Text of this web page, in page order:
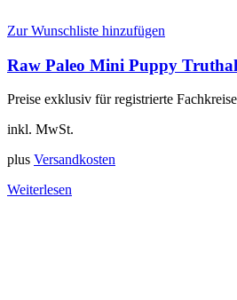
Zur Wunschliste hinzufügen
Raw Paleo Mini Puppy
Preise exklusiv für registrierte Fachkreise
inkl. MwSt.
plus Versandkosten
Weiterlesen